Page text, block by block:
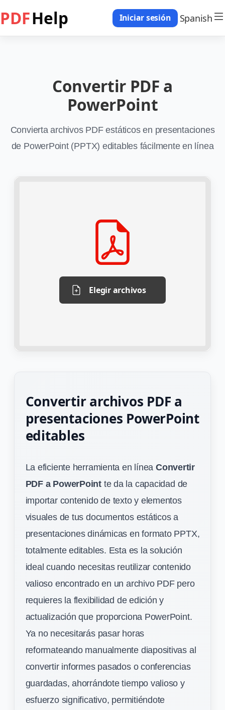
PDFHelp Iniciar sesión Spanish
Convertir PDF a
PowerPoint
Convierta archivos PDF estáticos en presentaciones
de PowerPoint (PPTX) editables fácilmente en línea
Elegir archivos
Convertir archivos PDF a
presentaciones PowerPoint
editables
La eficiente herramienta en línea Convertir
PDF a PowerPoint te da la capacidad de
importar contenido de texto y elementos
visuales de tus documentos estáticos a
presentaciones dinámicas en formato PPTX,
totalmente editables. Esta es la solución
ideal cuando necesitas reutilizar contenido
valioso encontrado en un archivo PDF pero
requieres la flexibilidad de edición y
actualización que proporciona PowerPoint.
Ya no necesitarás pasar horas
reformateando manualmente diapositivas al
convertir informes pasados o conferencias
guardadas, ahorrándote tiempo valioso y
esfuerzo significativo, permitiéndote